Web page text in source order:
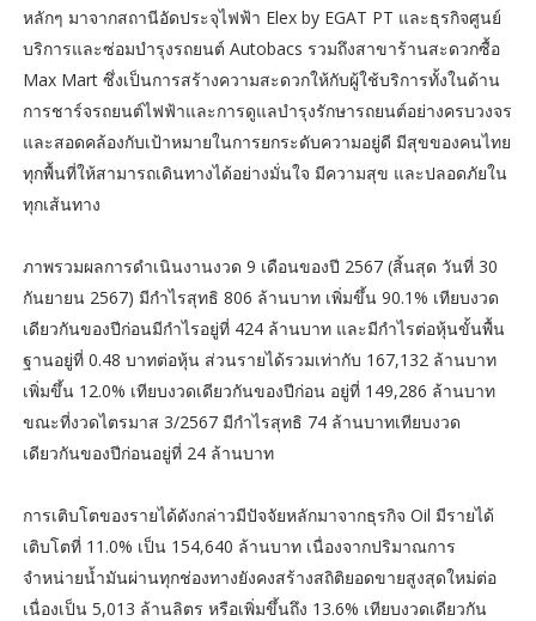
หลักๆ มาจากสถานีอัดประจุไฟฟ้า Elex by EGAT PT และธุรกิจศูนย์
บริการและซ่อมบำรุงรถยนต์ Autobacs รวมถึงสาขาร้านสะดวกซื้อ
Max Mart ซึ่งเป็นการสร้างความสะดวกให้กับผู้ใช้บริการทั้งในด้าน
การชาร์จรถยนต์ไฟฟ้าและการดูแลบำรุงรักษารถยนต์อย่างครบวงจร
และสอดคล้องกับเป้าหมายในการยกระดับความอยู่ดี มีสุขของคนไทย
ทุกพื้นที่ให้สามารถเดินทางได้อย่างมั่นใจ มีความสุข และปลอดภัยใน
ทุกเส้นทาง
ภาพรวมผลการดำเนินงานงวด 9 เดือนของปี 2567 (สิ้นสุด วันที่ 30
กันยายน 2567) มีกำไรสุทธิ 806 ล้านบาท เพิ่มขึ้น 90.1% เทียบงวด
เดียวกันของปีก่อนมีกำไรอยู่ที่ 424 ล้านบาท และมีกำไรต่อหุ้นขั้นพื้น
ฐานอยู่ที่ 0.48 บาทต่อหุ้น ส่วนรายได้รวมเท่ากับ 167,132 ล้านบาท
เพิ่มขึ้น 12.0% เทียบงวดเดียวกันของปีก่อน อยู่ที่ 149,286 ล้านบาท
ขณะที่งวดไตรมาส 3/2567 มีกำไรสุทธิ 74 ล้านบาทเทียบงวด
เดียวกันของปีก่อนอยู่ที่ 24 ล้านบาท
การเติบโตของรายได้ดังกล่าวมีปัจจัยหลักมาจากธุรกิจ Oil มีรายได้
เติบโตที่ 11.0% เป็น 154,640 ล้านบาท เนื่องจากปริมาณการ
จำหน่ายน้ำมันผ่านทุกช่องทางยังคงสร้างสถิติยอดขายสูงสุดใหม่ต่อ
เนื่องเป็น 5,013 ล้านลิตร หรือเพิ่มขึ้นถึง 13.6% เทียบงวดเดียวกัน